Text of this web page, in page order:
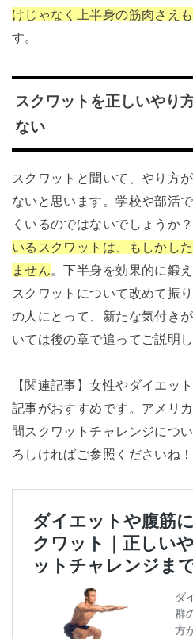
けじゃなく上半身の筋肉さえ
す。
スクワットを正しいやり
ない
スクワットと聞いて、やり方
ないと思います。学校や部活
くいるのではないでしょうか？
いるスクワットは、もしかし
ません。下半身を効果的に鍛
スクワットについて改めて振
の人にとって、新たな気付き
いては後の章で追ってご説明
【関連記事】女性やダイエッ
記事がおすすめです。アメリ
間スクワットチャレンジにつ
ろしければご参照くださいね！